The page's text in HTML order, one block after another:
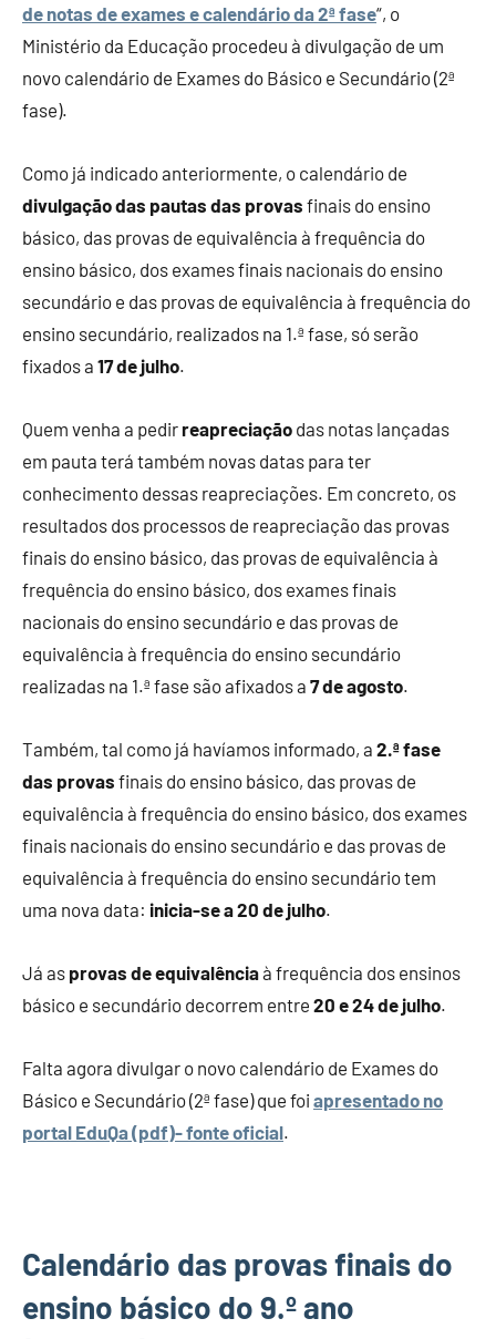
de notas de exames e calendário da 2ª fase“, o
Ministério da Educação procedeu à divulgação de um
novo calendário de Exames do Básico e Secundário (2ª
fase).
Como já indicado anteriormente, o calendário de
divulgação das pautas das provas finais do ensino
básico, das provas de equivalência à frequência do
ensino básico, dos exames finais nacionais do ensino
secundário e das provas de equivalência à frequência do
ensino secundário, realizados na 1.ª fase, só serão
fixados a 17 de julho.
Quem venha a pedirreapreciação das notas lançadas
em pauta terá também novas datas para ter
conhecimento dessas reapreciações. Em concreto, os
resultados dos processos de reapreciação das provas
finais do ensino básico, das provas de equivalência à
frequência do ensino básico, dos exames finais
nacionais do ensino secundário e das provas de
equivalência à frequência do ensino secundário
realizadas na 1.ª fase são afixados a 7 de agosto.
Também, tal como já havíamos informado, a 2.ª fase
das provas finais do ensino básico, das provas de
equivalência à frequência do ensino básico, dos exames
finais nacionais do ensino secundário e das provas de
equivalência à frequência do ensino secundário tem
uma nova data: inicia-se a 20 de julho.
Já as provas de equivalênciaà frequência dos ensinos
básico e secundário decorrem entre 20 e 24 de julho.
Falta agora divulgar o novo calendário de Exames do
Básico e Secundário (2ª fase) que foi apresentado no
portal EduQa (pdf)- fonte oficial.
Calendário das provas finais do
ensino básico do 9.º ano